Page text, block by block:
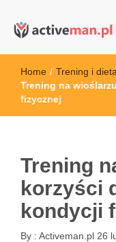
active man
sportowym
Home / Trening i dieta
Trening na
fizycznej
Trening
korzyści
kondycji
By : Activeman.pl 26